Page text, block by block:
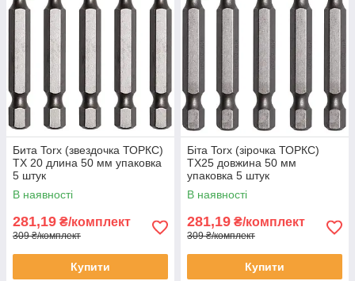
Бита Torx (звездочка ТОРКС)
TX 20 длина 50 мм упаковка
5 штук
В наявності
281,19 ₴/комплект
309 ₴/комплект
Купити
Біта Torx (зірочка ТОРКС)
TX25 довжина 50 мм
упаковка 5 штук
В наявності
281,19 ₴/комплект
309 ₴/комплект
Купити